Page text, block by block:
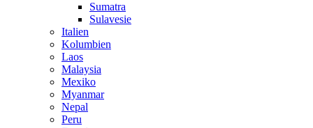
Sumatra
Sulavesie
Italien
Kolumbien
Laos
Malaysia
Mexiko
Myanmar
Nepal
Peru